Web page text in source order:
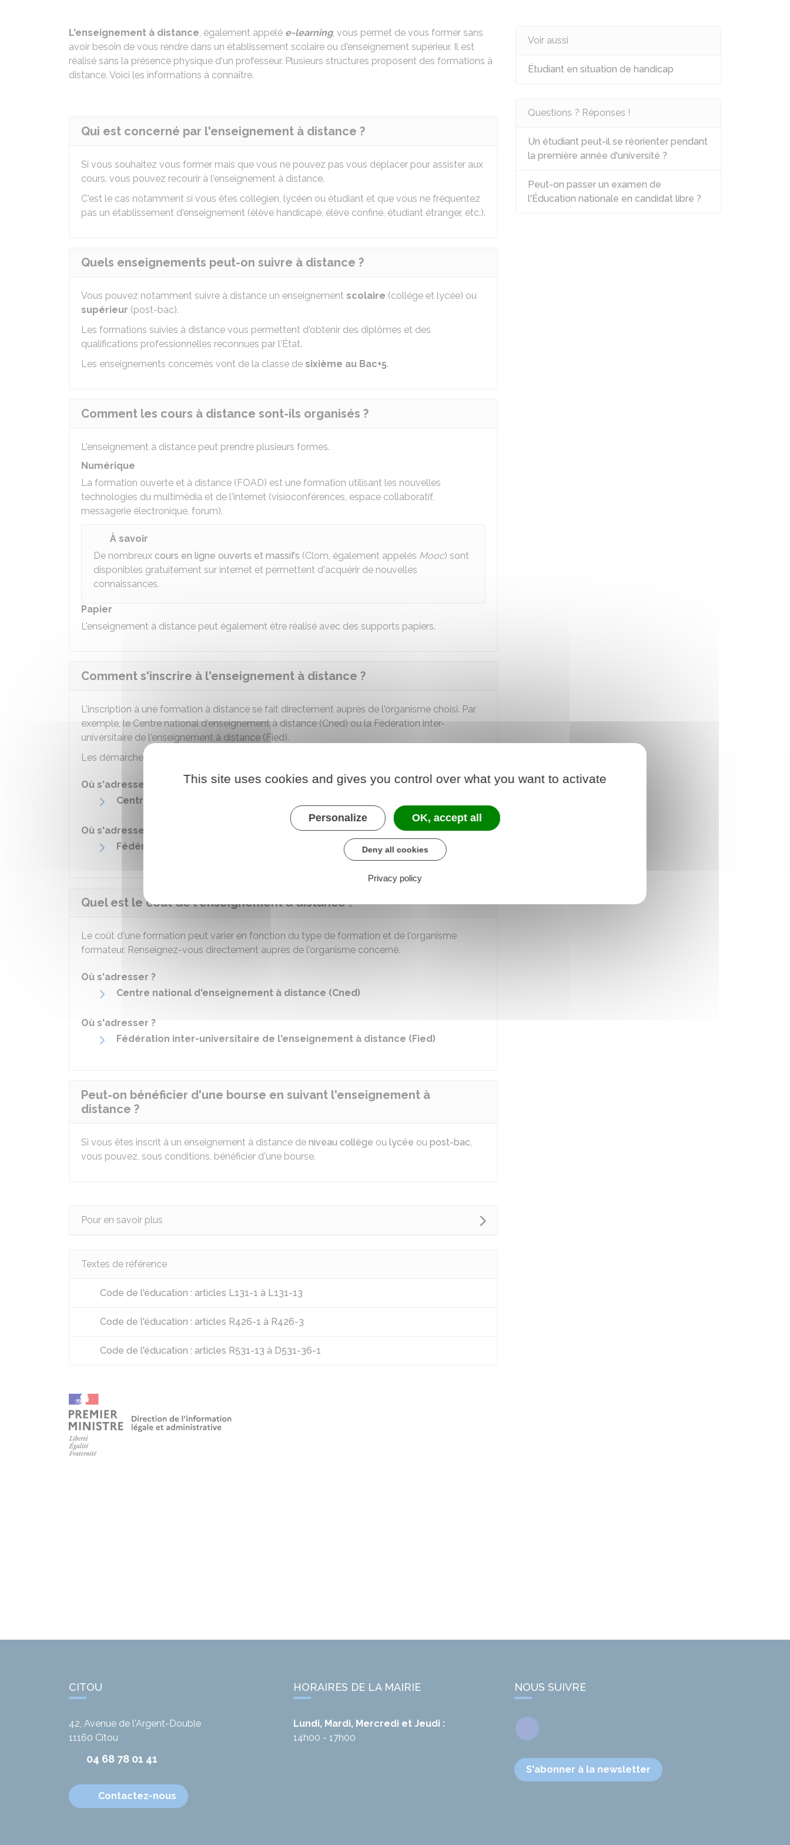
L'enseignement à distance, également appelé e-learning, vous permet de vous former sans
avoir besoin de vous rendre dans un établissement scolaire ou d'enseignement supérieur. Il est
réalisé sans la présence physique d'un professeur. Plusieurs structures proposent des formations à
distance. Voici les informations à connaître.
Qui est concerné par l'enseignement à distance ?
Si vous souhaitez vous former mais que vous ne pouvez pas vous déplacer pour assister aux
cours, vous pouvez recourir à l'enseignement à distance.
C'est le cas notamment si vous êtes collégien, lycéen ou étudiant et que vous ne fréquentez
pas un établissement d'enseignement (élève handicapé, élève confiné, étudiant étranger, etc.).
Quels enseignements peut-on suivre à distance ?
Vous pouvez notamment suivre à distance un enseignement scolaire (collège et lycée) ou
supérieur (post-bac).
Les formations suivies à distance vous permettent d'obtenir des diplômes et des
qualifications professionnelles reconnues par l'État.
Les enseignements concernés vont de la classe de sixième au Bac+5.
Comment les cours à distance sont-ils organisés ?
L'enseignement à distance peut prendre plusieurs formes.
Numérique
La formation ouverte et à distance (FOAD) est une formation utilisant les nouvelles
technologies du multimédia et de l'internet (visioconférences, espace collaboratif,
messagerie électronique, forum).
À savoir
De nombreux cours en ligne ouverts et massifs (Clom, également appelés Mooc) sont
disponibles gratuitement sur internet et permettent d'acquérir de nouvelles
connaissances.
Papier
L'enseignement à distance peut également être réalisé avec des supports papiers.
Comment s'inscrire à l'enseignement à distance ?
L'inscription à une formation à distance se fait directement auprès de l'organisme choisi. Par
exemple, le Centre national d'enseignement à distance (Cned) ou la Fédération inter-
universitaire de l'enseignement à distance (Fied).
Les démarches peuvent être différentes d'un organisme à l'autre.
Où s'adresser ?
Centre national d'enseignement à distance (Cned)
Où s'adresser ?
Fédération inter-universitaire de l'enseignement à distance (Fied)
Quel est le coût de l'enseignement à distance ?
Le coût d'une formation peut varier en fonction du type de formation et de l'organisme
formateur. Renseignez-vous directement auprès de l'organisme concerné.
Où s'adresser ?
Centre national d'enseignement à distance (Cned)
Où s'adresser ?
Fédération inter-universitaire de l'enseignement à distance (Fied)
Peut-on bénéficier d'une bourse en suivant l'enseignement à
distance ?
Si vous êtes inscrit à un enseignement à distance de niveau collège ou lycée ou post-bac,
vous pouvez, sous conditions, bénéficier d'une bourse.
Pour en savoir plus
Textes de référence
Code de l'éducation : articles L131-1 à L131-13
Code de l'éducation : articles R426-1 à R426-3
Code de l'éducation : articles R531-13 à D531-36-1
Voir aussi
Étudiant en situation de handicap
Questions ? Réponses !
Un étudiant peut-il se réorienter pendant
la première année d'université ?
Peut-on passer un examen de
l'Éducation nationale en candidat libre ?
CITOU
42, Avenue de l'Argent-Double
11160 Citou
04 68 78 01 41
Contactez-nous
HORAIRES DE LA MAIRIE
Lundi, Mardi, Mercredi et Jeudi :
14h00 - 17h00
NOUS SUIVRE
Facebook
S'abonner à la newsletter
This site uses cookies and gives you control over what you want to activate
Personalize OK, accept all
Deny all cookies
Privacy policy